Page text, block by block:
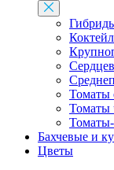
Томаты
Томаты
Бахчевые и
Цветы